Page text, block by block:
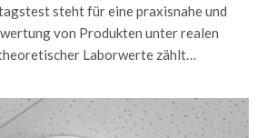
steht für eine praxisnahe und
von Produkten unter realen
Laborwerte zählt…